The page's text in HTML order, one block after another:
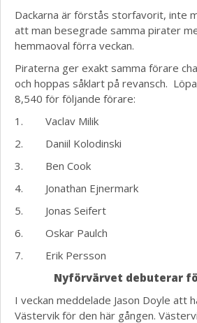
Dackarna är förstås storfavorit, inte
att man besegrade samma pirater
hemmaoval förra veckan.
Piraterna ger exakt samma förare
och hoppas såklart på revansch.
8,540 för följande förare:
1. Vaclav Milik
2. Daniil Kolodinski
3. Ben Cook
4. Jonathan Ejnermark
5. Jonas Seifert
6. Oskar Paulch
7. Erik Persson
Nyförvärvet debuterar
I veckan meddelade Jason Doyle att
Västervik för den här gången.